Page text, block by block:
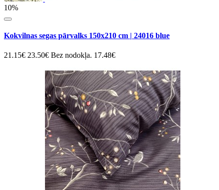
10%
Kokvilnas segas pārvalks 150x210 cm | 24016 blue
21.15€ 23.50€ Bez nodokļa. 17.48€